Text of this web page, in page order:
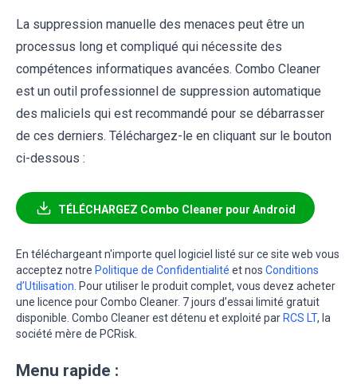
La suppression manuelle des menaces peut être un
processus long et compliqué qui nécessite des
compétences informatiques avancées. Combo Cleaner
est un outil professionnel de suppression automatique
des maliciels qui est recommandé pour se débarrasser
de ces derniers. Téléchargez-le en cliquant sur le bouton
ci-dessous :
TÉLÉCHARGEZ Combo Cleaner pour Android
En téléchargeant n'importe quel logiciel listé sur ce site web vous
acceptez notre Politique de Confidentialité et nos Conditions
d’Utilisation . Pour utiliser le produit complet, vous devez acheter
une licence pour Combo Cleaner. 7 jours d’essai limité gratuit
disponible. Combo Cleaner est détenu et exploité par RCS LT, la
société mère de PCRisk.
Menu rapide :